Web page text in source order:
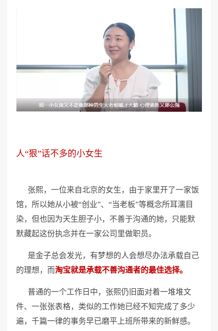
人“狠”话不多的小女生
张熙，一位来自北京的女生，由于家里开了一家饭
馆，所以她从小被“创业”、“当老板”等概念所耳濡目
染，但也因为天生胆子小，不善于沟通的她，只能默
默藏起这份执念并在一家公司里做职员。
是金子总会发光，有梦想的人会想尽办法承载自己
的理想，而淘宝就是承载不善沟通者的最佳选择。
普通的一个工作日中，张熙仍旧面对着一堆堆文
件、一张张表格，类似的工作她已经不知完成了多少
遍，千篇一律的事务早已磨平上班所带来的新鲜感。